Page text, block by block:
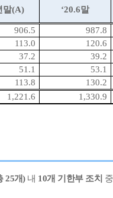
말(A) ‘20.6말
906.5 987.8
113.0 120.6
37.2 39.2
51.1 53.1
113.8 130.2
1,221.6 1,330.9
25개) 내 10개 기한부 조치